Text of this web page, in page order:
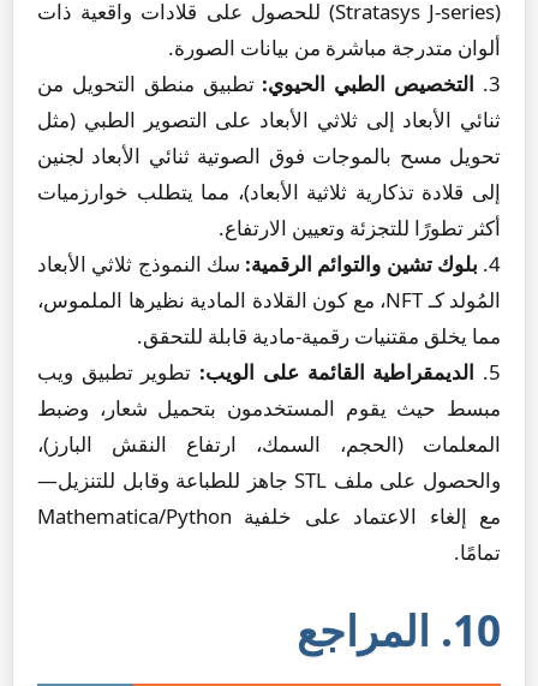
(Stratasys J-series) للحصول على قلادات واقعية ذات
ألوان متدرجة مباشرة من بيانات الصورة.
3. التخصيص الطبي الحيوي: تطبيق منطق التحويل من
ثنائي الأبعاد إلى ثلاثي الأبعاد على التصوير الطبي (مثل
تحويل مسح بالموجات فوق الصوتية ثنائي الأبعاد لجنين
إلى قلادة تذكارية ثلاثية الأبعاد)، مما يتطلب خوارزميات
أكثر تطورًا للتجزئة وتعيين الارتفاع.
4. بلوك تشين والتوائم الرقمية: سك النموذج ثلاثي الأبعاد
المُولد كـ NFT، مع كون القلادة المادية نظيرها الملموس،
مما يخلق مقتنيات رقمية-مادية قابلة للتحقق.
5.
الديمقراطية القائمة على الويب: تطوير تطبيق ويب
مبسط حيث يقوم المستخدمون بتحميل شعار، وضبط
المعلمات (الحجم، السمك، ارتفاع النقش البارز)،
والحصول على ملف STL جاهز للطباعة وقابل للتنزيل—
مع إلغاء الاعتماد على خلفية Mathematica/Python
تمامًا.
10. المراجع